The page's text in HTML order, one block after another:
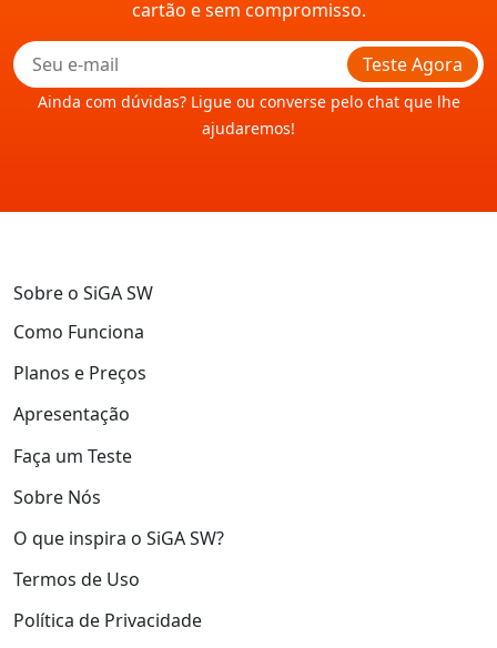
cartão e sem compromisso.
Teste Agora
Ainda com dúvidas? Ligue ou converse pelo chat que lhe
ajudaremos!
Sobre o SiGA SW
Como Funciona
Planos e Preços
Apresentação
Faça um Teste
Sobre Nós
O que inspira o SiGA SW?
Termos de Uso
Política de Privacidade